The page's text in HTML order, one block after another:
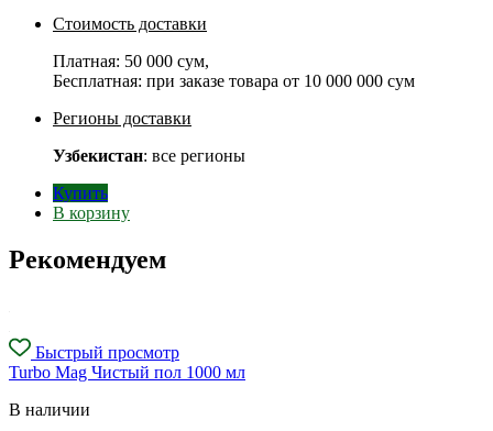
Стоимость доставки
Платная: 50 000 сум,
Бесплатная: при заказе товара от 10 000 000 сум
Регионы доставки
Узбекистан: все регионы
Купить
В корзину
Рекомендуем
Быстрый просмотр
Turbo Mag Чистый пол 1000 мл
В наличии